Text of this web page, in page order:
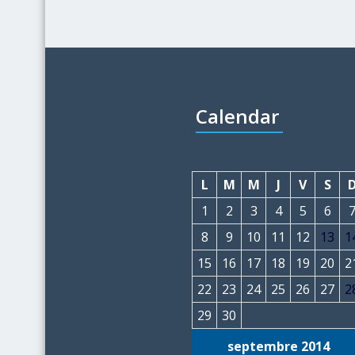
Calendar
septembre 2014
L M M J V S
1
2 3 4 5 6
7
8
9 10 11 12 13
15
16 17 18 19 20
22
23 24 25 26 27
29
30